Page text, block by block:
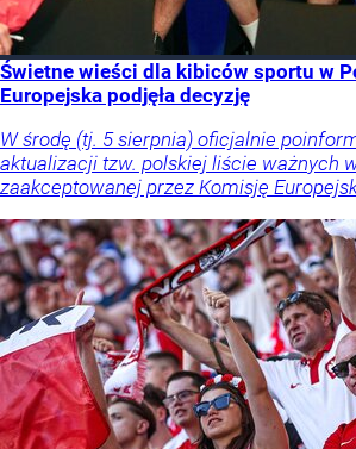
Świetne wieści dla kibiców sportu w
Europejska podjęła decyzję
W środę (tj. 5 sierpnia) oficjalnie
aktualizacji tzw. polskiej liście ważnych
zaakceptowanej przez Komisję